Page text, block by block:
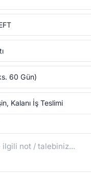
60 Gün)
Kalanı İş Teslimi